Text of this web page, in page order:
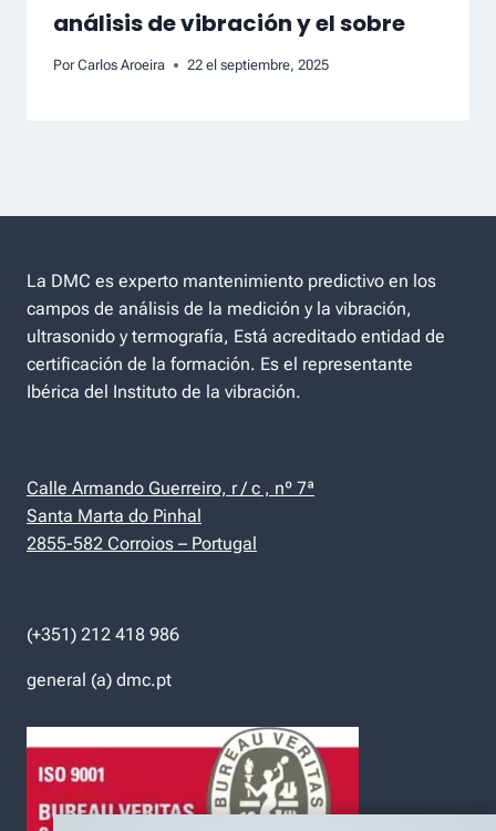
análisis de vibración y el sobre
Por Carlos Aroeira 22 el septiembre, 2025
La DMC es experto mantenimiento predictivo en los
campos de análisis de la medición y la vibración,
ultrasonido y termografía, Está acreditado entidad de
certificación de la formación. Es el representante
Ibérica del Instituto de la vibración.
Calle Armando Guerreiro, r / c , nº 7ª
Santa Marta do Pinhal
2855-582 Corroios – Portugal
(+351) 212 418 986
general (a) dmc.pt